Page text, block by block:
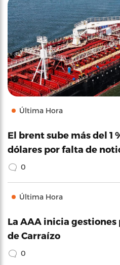
Última Hora
El brent sube más del 1
dólares por falta de
0
Última Hora
La AAA inicia gestiones
de Carraízo
0